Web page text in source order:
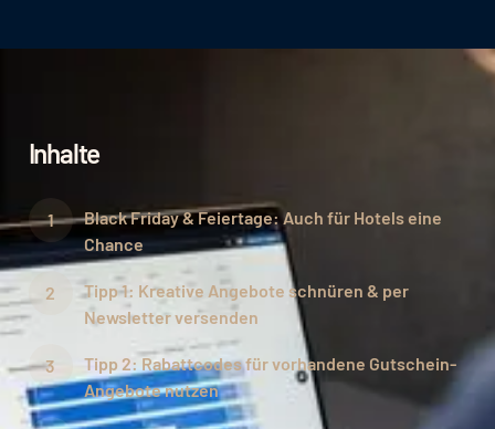
Inhalte
Black Friday & Feiertage: Auch für Hotels eine
Chance
Tipp 1: Kreative Angebote schnüren & per
Newsletter versenden
Tipp 2: Rabattcodes für vorhandene Gutschein-
Angebote nutzen